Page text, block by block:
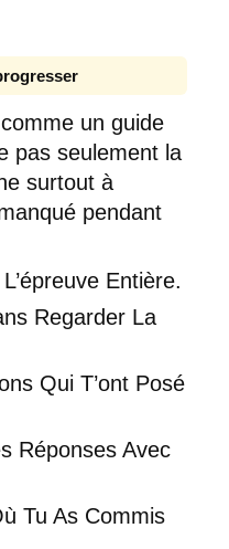
un guide
pas seulement la
surtout à
pendant
Entière.
Regarder La
Qui T’ont Posé
Réponses Avec
Tu As Commis